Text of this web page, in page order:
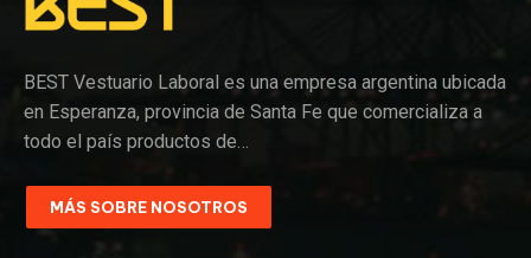
BEST Vestuario Laboral es una empresa argentina ubicada
en Esperanza, provincia de Santa Fe que comercializa a
todo el país productos de…
MÁS SOBRE NOSOTROS